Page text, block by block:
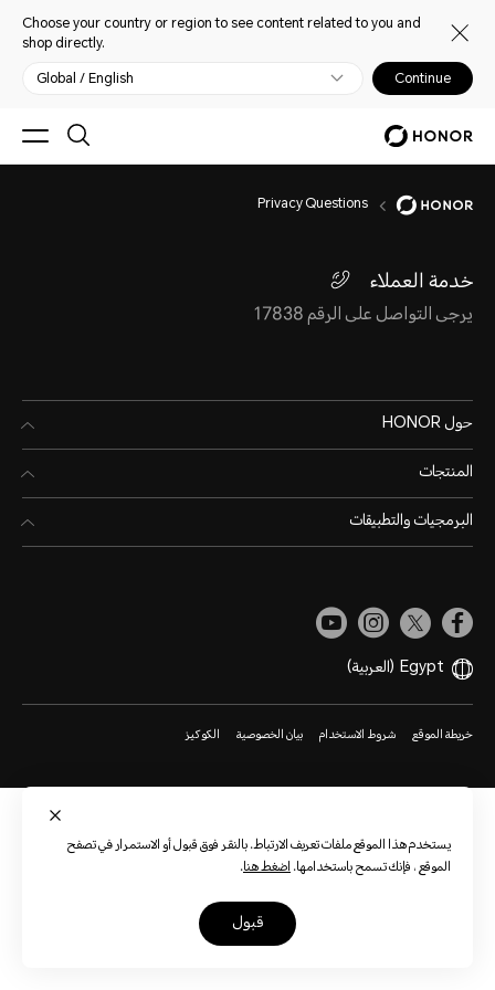
Choose your country or region to see content related to you and
shop directly.
Global / English Continue
Privacy Questions
خدمة العملاء
يرجى التواصل على الرقم 17838
حول HONOR
المنتجات
البرمجيات والتطبيقات
Egypt (العربية)
خريطة الموقع شروط الاستخدام بيان الخصوصية الكوكيز
يستخدم هذا الموقع ملفات تعريف الارتباط. بالنقر فوق قبول أو الاستمرار في تصفح
الموقع ، فإنك تسمح باستخدامها.اضغط هنا.
قبول